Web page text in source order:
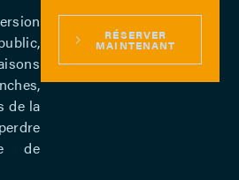
de la
de
RÉSERVER
MAINTENANT